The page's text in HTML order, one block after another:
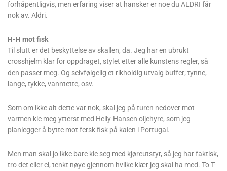
vannavstøtende og litt varmende endurohansker. Det holder
forhåpentligvis, men erfaring viser at hansker er noe du ALDRI får
H-H mot fisk
Til slutt er det beskyttelse av skallen, da. Jeg har en ubrukt
crosshjelm klar for oppdraget, stylet etter alle kunstens regler, så
den passer meg. Og selvfølgelig et rikholdig utvalg buffer; tynne,
Som om ikke alt dette var nok, skal jeg på turen nedover mot
varmen kle meg ytterst med Helly-Hansen oljehyre, som jeg
Men man skal jo ikke bare kle seg med kjøreutstyr, så jeg har faktisk,